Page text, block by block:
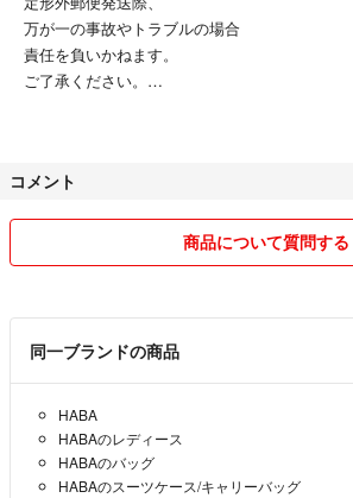
万が一の事故やトラブルの場合
責任を負いかねます。
ご了承ください。
よろしくお願いします(^-^)
コメント
商品について質問する
同一ブランドの商品
HABA
HABAのレディース
HABAのバッグ
HABAのスーツケース/キャリーバッグ